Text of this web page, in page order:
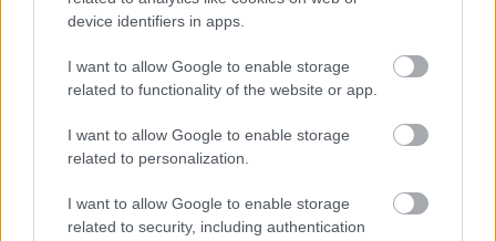
device identifiers in apps.
I want to allow Google to enable storage
related to functionality of the website or app.
I want to allow Google to enable storage
related to personalization.
I want to allow Google to enable storage
related to security, including authentication
az énekes-basszusgitáros.
Kitért arra, hogy az új lemez - a címe Minden
jót lesz - még nincs teljesen kész, de már
album egy új stúdióban, a debreceni Kölcsey
Központban készült; Lukács elmondása
szerint nagyon jól haladt a munka, ebben
közrejátszott az is, hogy a megszokott